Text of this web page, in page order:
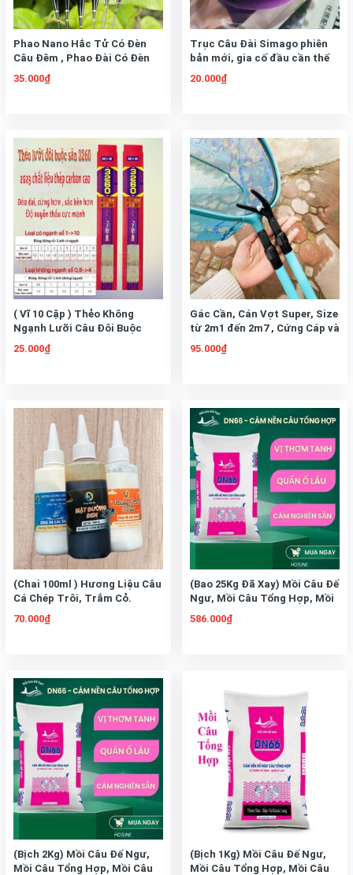
Phao Nano Hắc Tử Có Đèn
Câu Đêm , Phao Đài Có Đèn
Cảm Biến
35.000₫
Trục Câu Đài Simago phiên
bản mới, gia cố đầu cần thế
hệ mới không nút thắt
20.000₫
( Vĩ 10 Cặp ) Thẻo Không
Ngạnh Lưỡi Câu Đôi Buộc
Sẵn 3260
25.000₫
Gác Cần, Cán Vợt Super, Size
từ 2m1 đến 2m7 , Cứng Cáp và
Nhẹ Nhàng
95.000₫
(Chai 100ml ) Hương Liệu Câu
Cá Chép Trôi, Trắm Cỏ.
Tương Sữa Thơm, Hương
Sữa Non, Mật Đường Đen
70.000₫
(Bao 25Kg Đã Xay) Mồi Câu Đế
Ngư, Mồi Câu Tổng Hợp, Mồi
Câu Chép, Mồi Câu Rô Phi
586.000₫
(Bịch 2Kg) Mồi Câu Đế Ngư,
Mồi Câu Tổng Hợp, Mồi Câu
(Bịch 1Kg) Mồi Câu Đế Ngư,
Mồi Câu Tổng Hợp, Mồi Câu